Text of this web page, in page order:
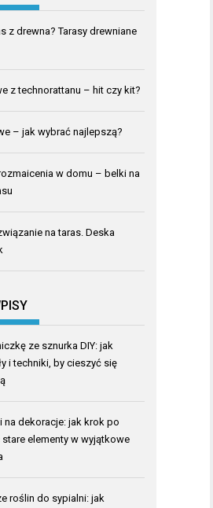
z drewna? Tarasy drewniane
z technorattanu – hit czy kit?
– jak wybrać najlepszą?
w domu – belki na
na taras. Deska
ze sznurka DIY: jak
i techniki, by cieszyć się
na dekoracje: jak krok po
elementy w wyjątkowe
roślin do sypialni: jak